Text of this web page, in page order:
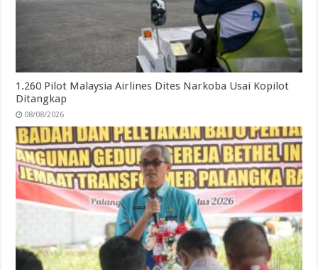
1.260 Pilot Malaysia Airlines Dites Narkoba Usai Kopilot
Ditangkap
08/08/2026